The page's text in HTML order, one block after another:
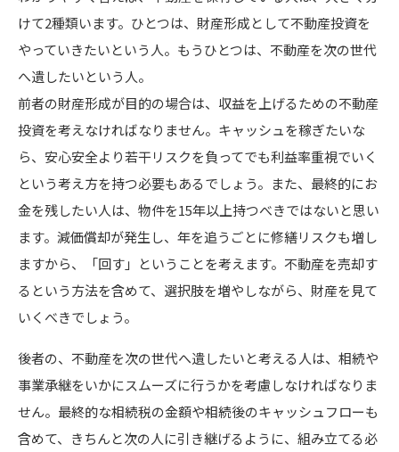
けて2種類います。ひとつは、財産形成として不動産投資を
やっていきたいという人。もうひとつは、不動産を次の世代
へ遺したいという人。
前者の財産形成が目的の場合は、収益を上げるための不動産
投資を考えなければなりません。キャッシュを稼ぎたいな
ら、安心安全より若干リスクを負ってでも利益率重視でいく
という考え方を持つ必要もあるでしょう。また、最終的にお
金を残したい人は、物件を15年以上持つべきではないと思い
ます。減価償却が発生し、年を追うごとに修繕リスクも増し
ますから、「回す」ということを考えます。不動産を売却す
るという方法を含めて、選択肢を増やしながら、財産を見て
いくべきでしょう。
後者の、不動産を次の世代へ遺したいと考える人は、相続や
事業承継をいかにスムーズに行うかを考慮しなければなりま
せん。最終的な相続税の金額や相続後のキャッシュフローも
含めて、きちんと次の人に引き継げるように、組み立てる必